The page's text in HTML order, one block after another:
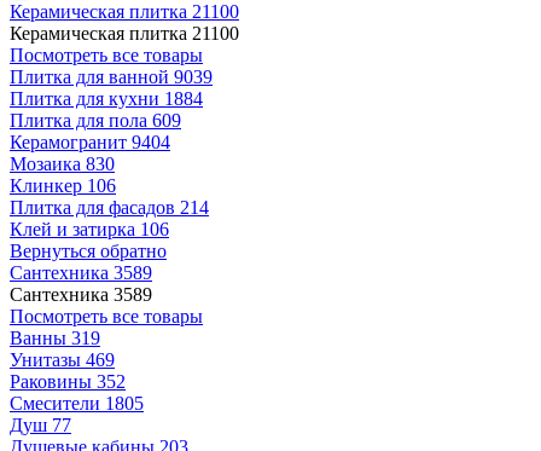
Керамическая плитка 21100
Керамическая плитка 21100
Посмотреть все товары
Плитка для ванной 9039
Плитка для кухни 1884
Плитка для пола 609
Керамогранит 9404
Мозаика 830
Клинкер 106
Плитка для фасадов 214
Клей и затирка 106
Вернуться обратно
Сантехника 3589
Сантехника 3589
Посмотреть все товары
Ванны 319
Унитазы 469
Раковины 352
Смесители 1805
Душ 77
Душевые кабины 203